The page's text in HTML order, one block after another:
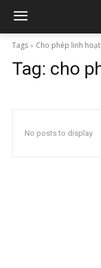
Tags Cho phép linh hoạt
Tag: cho
No posts to display